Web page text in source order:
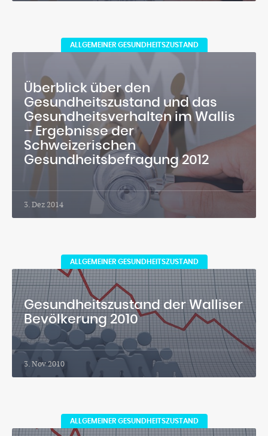
ALLGEMEINER GESUNDHEITSZUSTAND
Überblick über den
Gesundheitszustand und das
Gesundheitsverhalten im Wallis
– Ergebnisse der
Schweizerischen
Gesundheitsbefragung 2012
3. Dez 2014
ALLGEMEINER GESUNDHEITSZUSTAND
Gesundheitszustand der Walliser
Bevölkerung 2010
3. Nov 2010
ALLGEMEINER GESUNDHEITSZUSTAND